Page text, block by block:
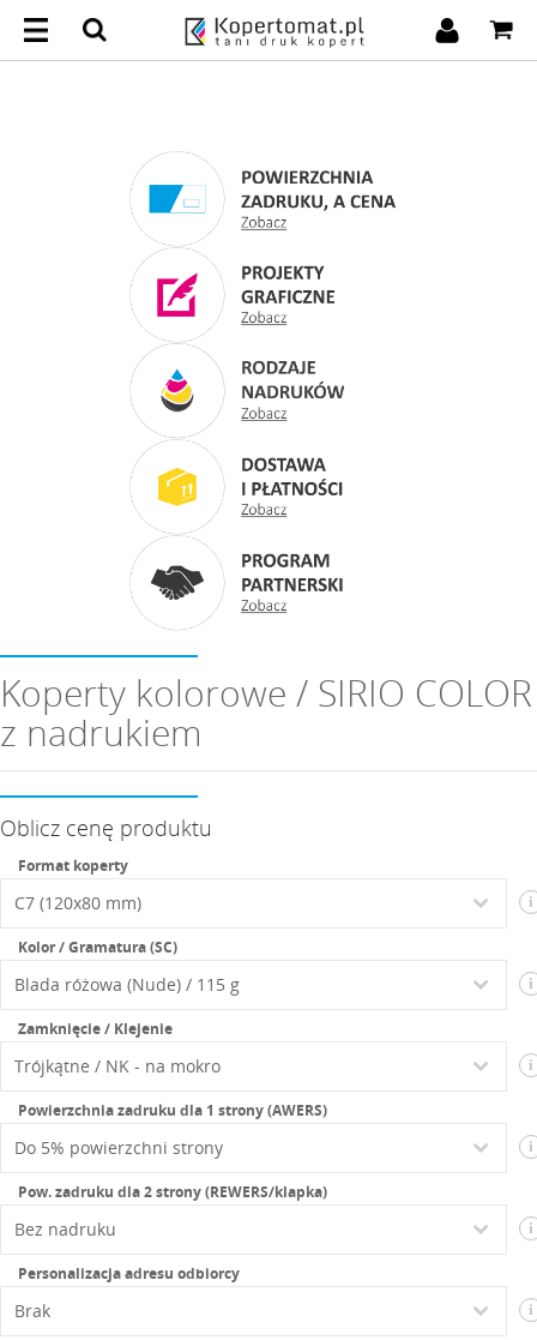
Koperty kolorowe / SIRIO COLOR
z nadrukiem
Oblicz cenę produktu
Format koperty
i
Kolor / Gramatura (SC)
i
Zamknięcie / Klejenie
i
Powierzchnia zadruku dla 1 strony (AWERS)
i
Pow. zadruku dla 2 strony (REWERS/klapka)
i
Personalizacja adresu odbiorcy
i